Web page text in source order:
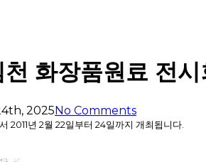
화장품원료 전
2025No Comments
2011년 2월 22일부터 24일까지 개최됩니다